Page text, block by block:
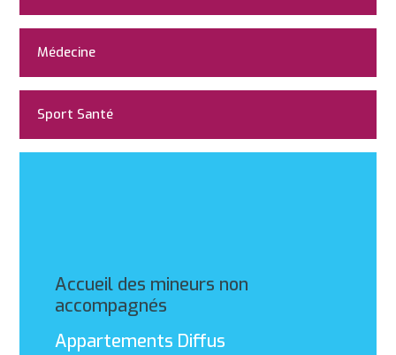
Médecine
Sport Santé
Accueil des mineurs non
accompagnés
Appartements Diffus